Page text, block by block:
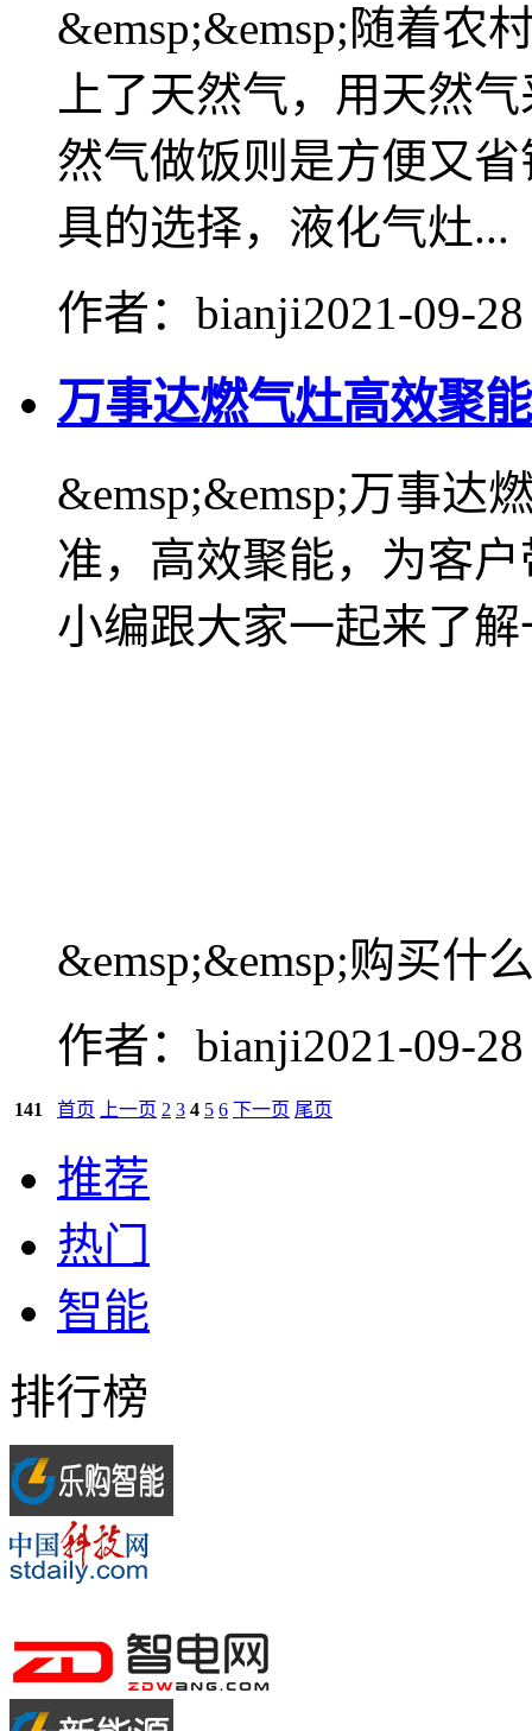
&emsp;&emsp;随着农
上了天然气，用天然
然气做饭则是方便又
具的选择，液化气灶...
作者：bianji2021-09-
万事达燃气灶高效聚
&emsp;&emsp;万事达
准，高效聚能，为客
小编跟大家一起来了
&emsp;&emsp;购买什
作者：bianji2021-09-
141 首页 上一页 2 3 4 5 6 下一页 尾页
推荐
热门
智能
排行榜